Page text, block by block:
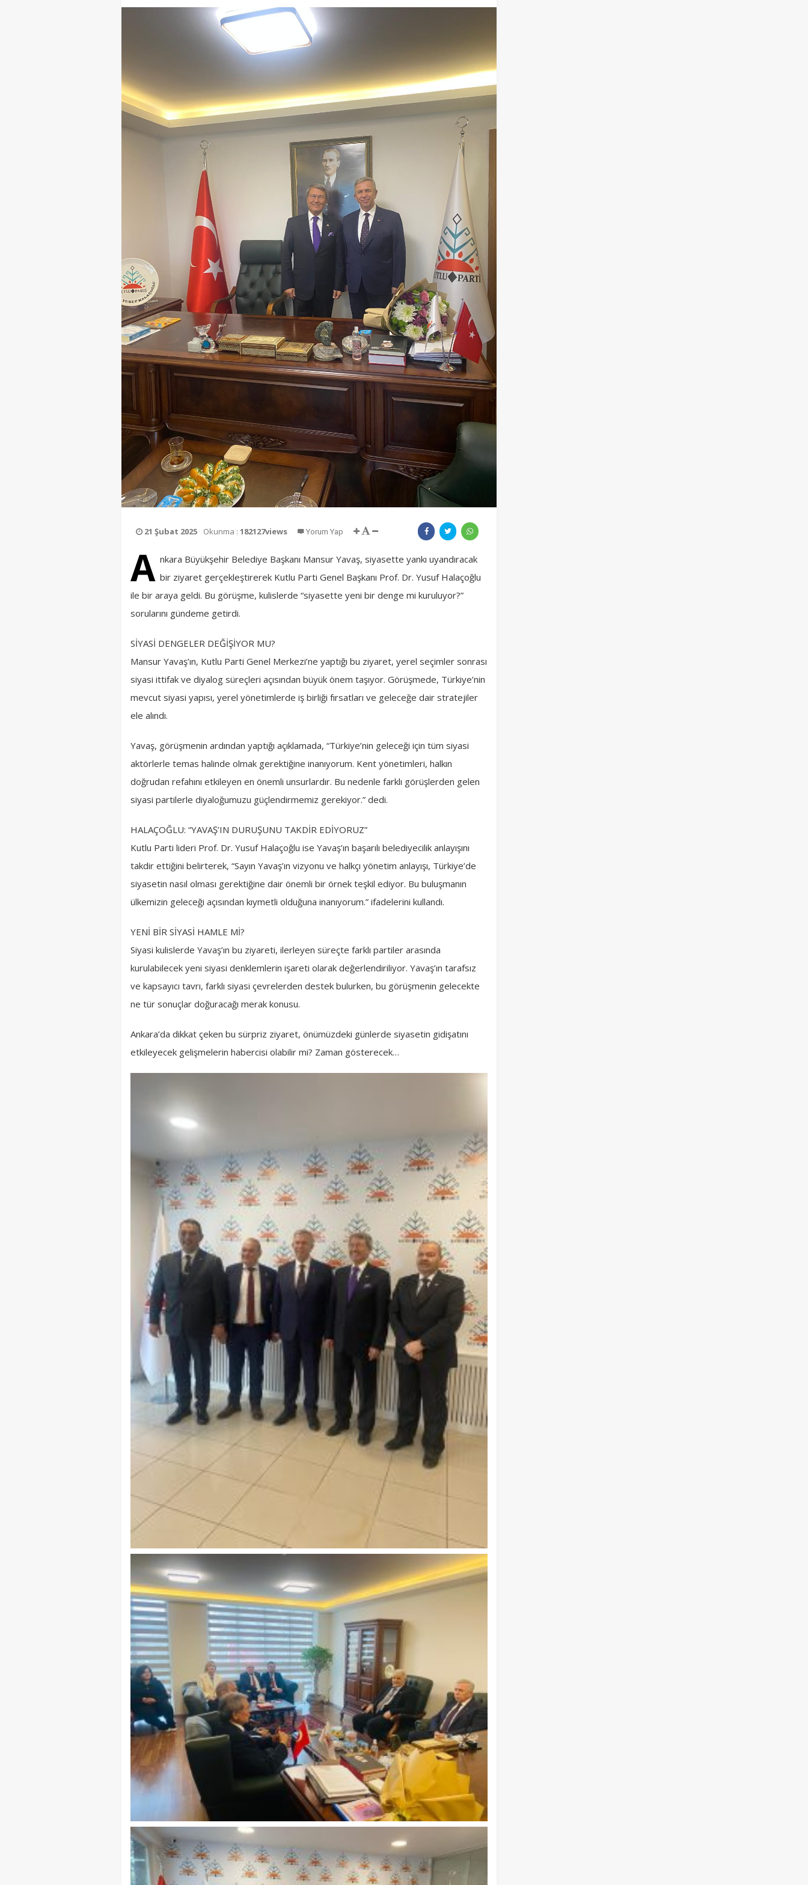
21 Şubat 2025 Okunma :182127views Yorum Yap
A nkara Büyükşehir Belediye Başkanı Mansur Yavaş, siyasette yankı uyandıracak
bir ziyaret gerçekleştirerek Kutlu Parti Genel Başkanı Prof. Dr. Yusuf Halaçoğlu
ile bir araya geldi. Bu görüşme, kulislerde “siyasette yeni bir denge mi kuruluyor?”
sorularını gündeme getirdi.
SİYASİ DENGELER DEĞİŞİYOR MU?
Mansur Yavaş’ın, Kutlu Parti Genel Merkezi’ne yaptığı bu ziyaret, yerel seçimler sonrası
siyasi ittifak ve diyalog süreçleri açısından büyük önem taşıyor. Görüşmede, Türkiye’nin
mevcut siyasi yapısı, yerel yönetimlerde iş birliği fırsatları ve geleceğe dair stratejiler
ele alındı.
Yavaş, görüşmenin ardından yaptığı açıklamada, “Türkiye’nin geleceği için tüm siyasi
aktörlerle temas halinde olmak gerektiğine inanıyorum. Kent yönetimleri, halkın
doğrudan refahını etkileyen en önemli unsurlardır. Bu nedenle farklı görüşlerden gelen
siyasi partilerle diyaloğumuzu güçlendirmemiz gerekiyor.” dedi.
HALAÇOĞLU: “YAVAŞ’IN DURUŞUNU TAKDİR EDİYORUZ”
Kutlu Parti lideri Prof. Dr. Yusuf Halaçoğlu ise Yavaş’ın başarılı belediyecilik anlayışını
takdir ettiğini belirterek, “Sayın Yavaş’ın vizyonu ve halkçı yönetim anlayışı, Türkiye’de
siyasetin nasıl olması gerektiğine dair önemli bir örnek teşkil ediyor. Bu buluşmanın
ülkemizin geleceği açısından kıymetli olduğuna inanıyorum.” ifadelerini kullandı.
YENİ BİR SİYASİ HAMLE Mİ?
Siyasi kulislerde Yavaş’ın bu ziyareti, ilerleyen süreçte farklı partiler arasında
kurulabilecek yeni siyasi denklemlerin işareti olarak değerlendiriliyor. Yavaş’ın tarafsız
ve kapsayıcı tavrı, farklı siyasi çevrelerden destek bulurken, bu görüşmenin gelecekte
ne tür sonuçlar doğuracağı merak konusu.
Ankara’da dikkat çeken bu sürpriz ziyaret, önümüzdeki günlerde siyasetin gidişatını
etkileyecek gelişmelerin habercisi olabilir mi? Zaman gösterecek…